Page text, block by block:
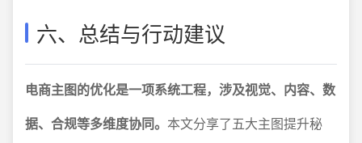
六、总结与行动建议
电商主图的优化是一项系统工程，涉及视觉、内容、数
据、合规等多维度协同。 本文分享了五大主图提升秘